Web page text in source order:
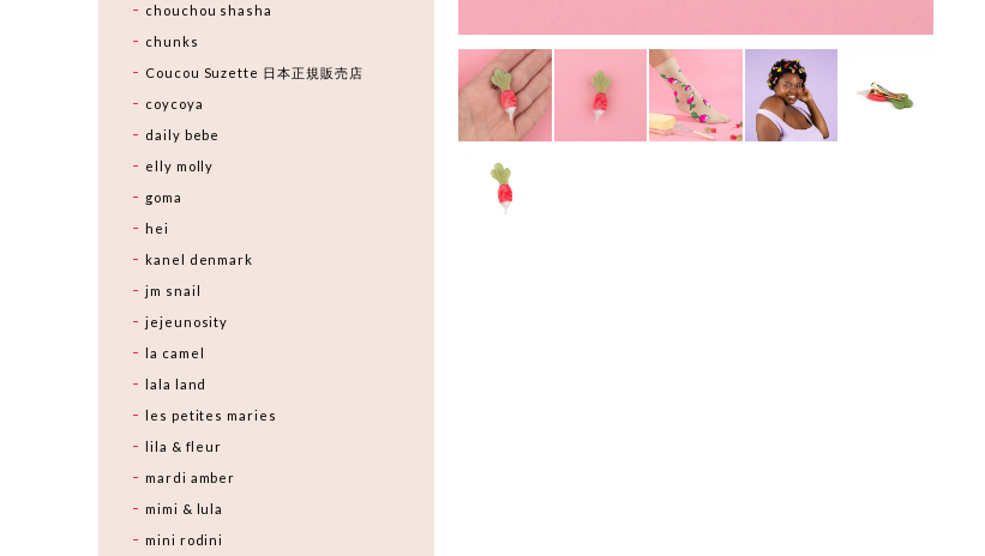
chouchou shasha
chunks
Coucou Suzette 日本正規販売店
coycoya
daily bebe
elly molly
goma
hei
kanel denmark
jm snail
jejeunosity
la camel
lala land
les petites maries
lila & fleur
mardi amber
mimi & lula
mini rodini